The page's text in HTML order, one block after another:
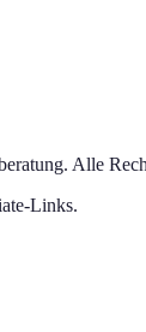
. Alle
Links.